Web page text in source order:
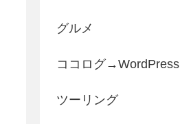
グルメ
ココログ→WordPress
ツーリング